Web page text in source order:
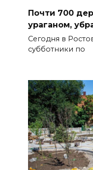
Почти 700
ураганом,
Сегодня в
субботники по